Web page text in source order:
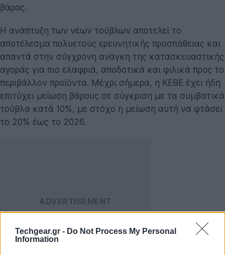
Techgear.gr - Do Not Process My Personal
Information
βάρος.
Η ανάπτυξη των νέων τούβλων αποτελεί το
αποτέλεσμα πολυετούς ερευνητικής προσπάθειας και
απαντά στην σύγχρονη ανάγκη της κατασκευαστικής
αγοράς για πιο ελαφριά, αποδοτικά και φιλικά προς το
περιβάλλον προϊόντα. Μέχρι σήμερα, η ΚΕΒΕ έχει ήδη
επιτύχει μείωση βάρους σε σύγκριση με τα συμβατικά
τούβλα κατά 10%, με στόχο η μείωση αυτή να φτάσει
το 20% έως το 2026.